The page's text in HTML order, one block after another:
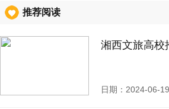
推荐阅读
湘西文旅高校
日期：2024-06-19